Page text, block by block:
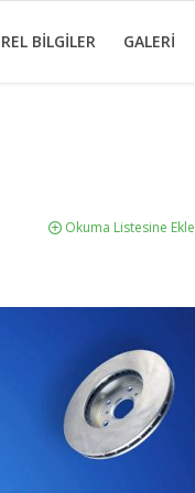
BILGILER GALERI
Okuma Listesine Ekle